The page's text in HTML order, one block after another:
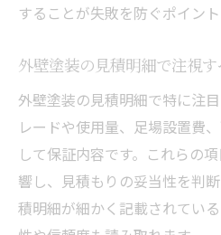
することが失敗を防ぐポイント
外壁塗装の見積明細で注視
外壁塗装の見積明細で特に注
レードや使用量、足場設置費
して保証内容です。これらの
響し、見積もりの妥当性を判
積明細が細かく記載されてい